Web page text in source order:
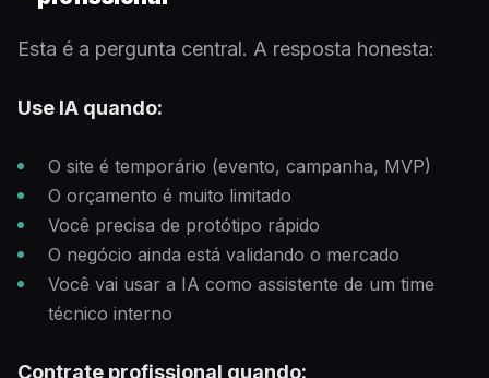
Esta é a pergunta central. A resposta honesta:
Use IA quando:
O site é temporário (evento, campanha, MVP)
O orçamento é muito limitado
Você precisa de protótipo rápido
O negócio ainda está validando o mercado
Você vai usar a IA como assistente de um time
técnico interno
Contrate profissional quando: